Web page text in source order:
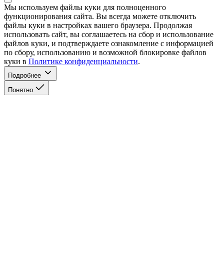
Мы используем файлы куки для полноценного
функционирования сайта. Вы всегда можете отключить
файлы куки в настройках вашего браузера. Продолжая
использовать сайт, вы соглашаетесь на сбор и использование
файлов куки, и подтверждаете ознакомление с информацией
по сбору, использованию и возможной блокировке файлов
куки в Политике конфиденциальности.
Подробнее
Понятно